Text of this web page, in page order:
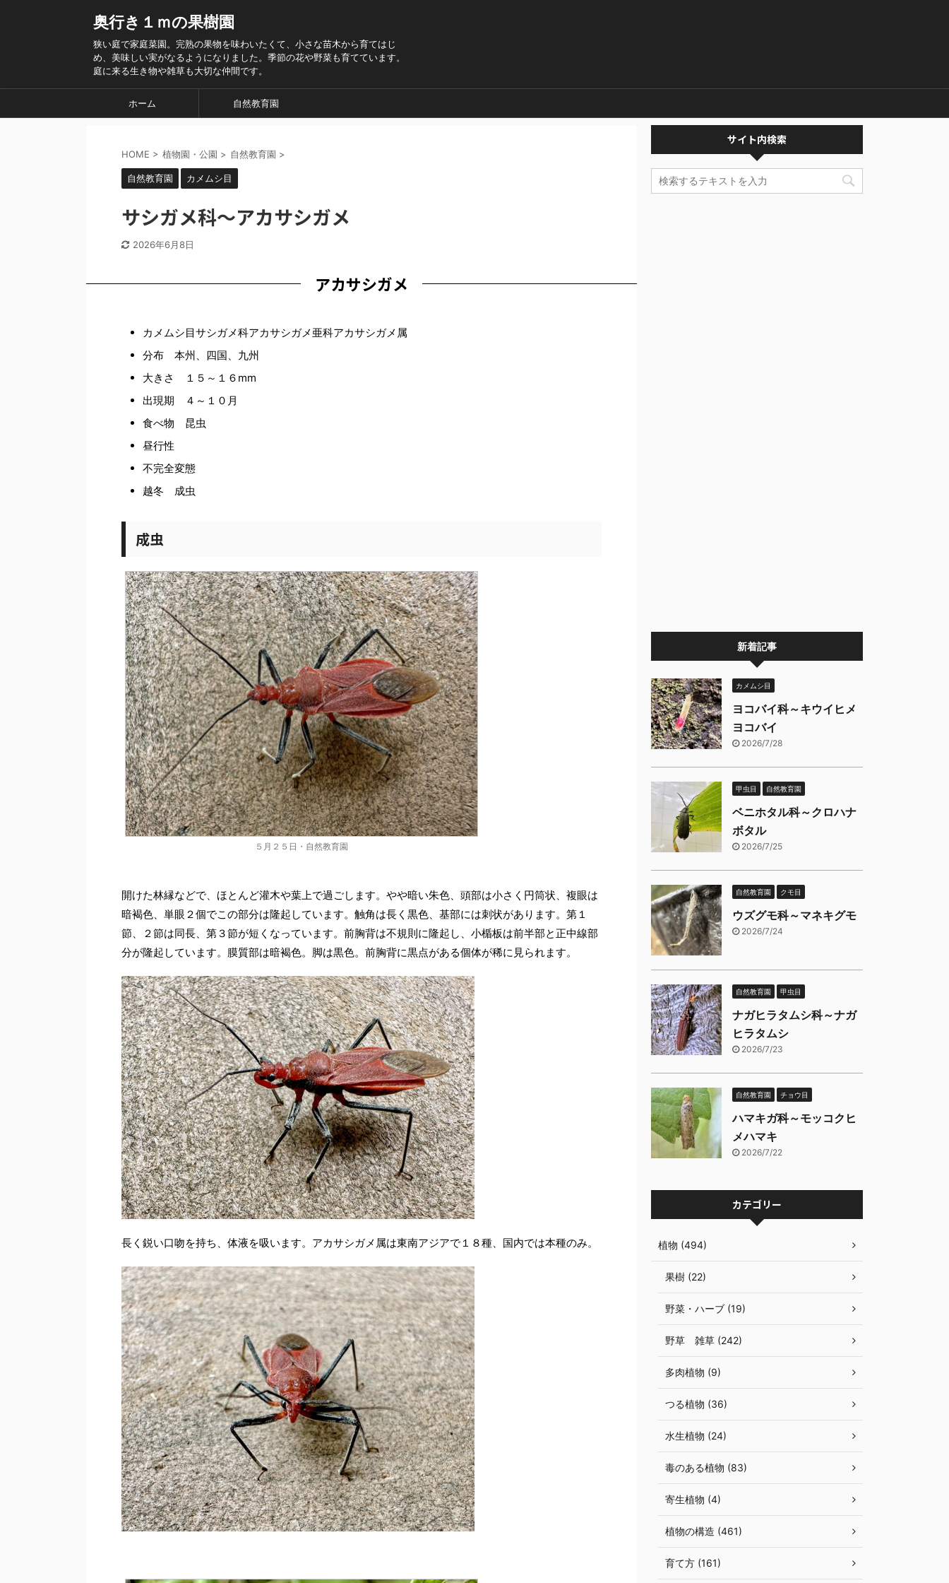
奥行き１ｍの果樹園
狭い庭で家庭菜園。完熟の果物を味わいたくて、小さな苗木から育てはじ
め、美味しい実がなるようになりました。季節の花や野菜も育てています。
庭に来る生き物や雑草も大切な仲間です。
ホーム 自然教育園
HOME > 植物園・公園 > 自然教育園 >
自然教育園 カメムシ目
サシガメ科～アカサシガメ
2026年6月8日
アカサシガメ
カメムシ目サシガメ科アカサシガメ亜科アカサシガメ属
分布 本州、四国、九州
大きさ １５～１６mm
出現期 ４～１０月
食べ物 昆虫
昼行性
不完全変態
越冬 成虫
成虫
５月２５日・自然教育園
開けた林縁などで、ほとんど灌木や葉上で過ごします。やや暗い朱色、頭部は小さく円筒状、複眼は
暗褐色、単眼２個でこの部分は隆起しています。触角は長く黒色、基部には刺状があります。第１
節、２節は同長、第３節が短くなっています。前胸背は不規則に隆起し、小楯板は前半部と正中線部
分が隆起しています。膜質部は暗褐色。脚は黒色。前胸背に黒点がある個体が稀に見られます。
長く鋭い口吻を持ち、体液を吸います。アカサシガメ属は東南アジアで１８種、国内では本種のみ。
サイト内検索
新着記事
カメムシ目
ヨコバイ科～キウイヒメ
ヨコバイ
2026/7/28
甲虫目 自然教育園
ベニホタル科～クロハナ
ボタル
2026/7/25
自然教育園 クモ目
ウズグモ科～マネキグモ
2026/7/24
自然教育園 甲虫目
ナガヒラタムシ科～ナガ
ヒラタムシ
2026/7/23
自然教育園 チョウ目
ハマキガ科～モッコクヒ
メハマキ
2026/7/22
カテゴリー
植物 (494)
果樹 (22)
野菜・ハーブ (19)
野草 雑草 (242)
多肉植物 (9)
つる植物 (36)
水生植物 (24)
毒のある植物 (83)
寄生植物 (4)
植物の構造 (461)
育て方 (161)